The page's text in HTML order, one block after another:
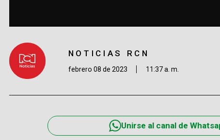
NOTICIAS RCN
febrero 08 de 2023 11:37 a. m.
Unirse al canal de